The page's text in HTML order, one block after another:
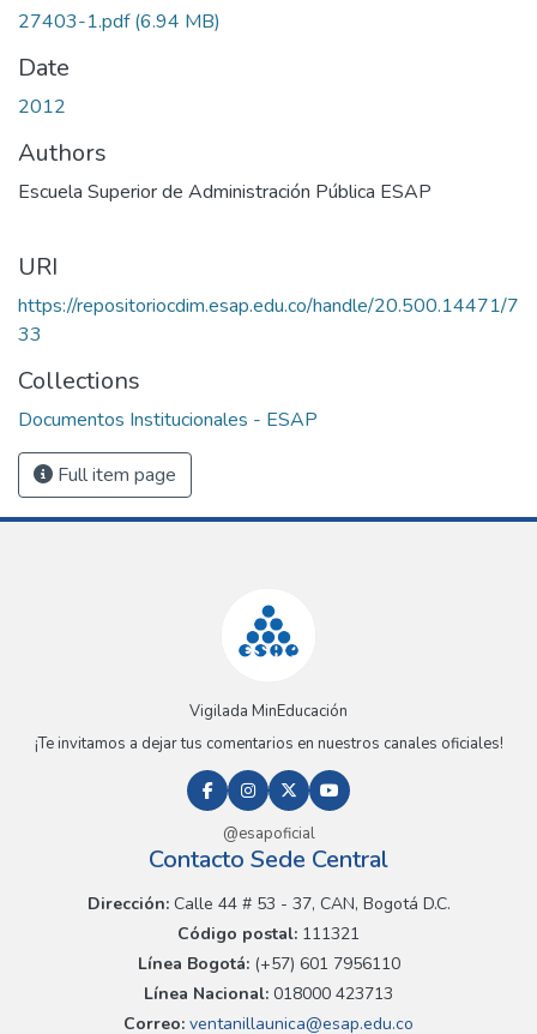
27403-1.pdf(6.94 MB)
Date
2012
Authors
Escuela Superior de Administración Pública ESAP
URI
https://repositoriocdim.esap.edu.co/handle/20.500.14471/7
33
Collections
Documentos Institucionales - ESAP
Full item page
Vigilada MinEducación
¡Te invitamos a dejar tus comentarios en nuestros canales oficiales!
@esapoficial
Contacto Sede Central
Dirección:Calle 44 # 53 - 37, CAN, Bogotá D.C.
Código postal: 111321
Línea Bogotá:(+57) 601 7956110
Línea Nacional: 018000 423713
Correo: ventanillaunica@esap.edu.co